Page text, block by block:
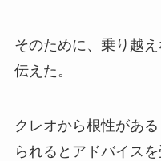
そのために、乗り越
伝えた。
クレオから根性があ
られるとアドバイス